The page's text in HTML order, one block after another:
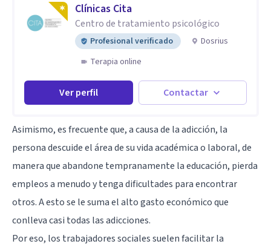
Clínicas Cita
Centro de tratamiento psicológico
Profesional verificado
Dosrius
Terapia online
Ver perfil Contactar
Asimismo, es frecuente que, a causa de la adicción, la
persona descuide el área de su vida académica o laboral, de
manera que abandone tempranamente la educación, pierda
empleos a menudo y tenga dificultades para encontrar
otros. A esto se le suma el alto gasto económico que
conlleva casi todas las adicciones.
Por eso, los trabajadores sociales suelen facilitar la